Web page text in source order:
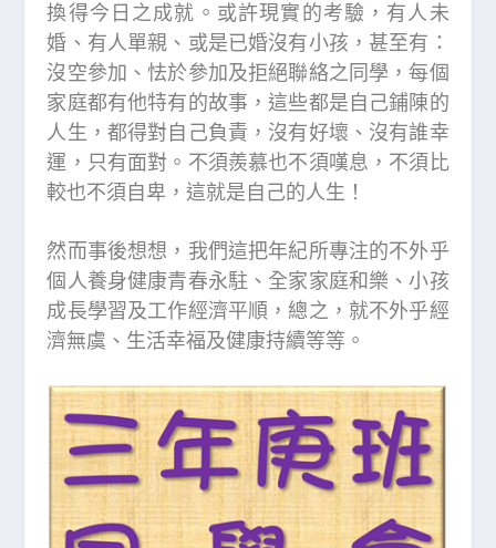
換得今日之成就。或許現實的考驗，有人未
婚、有人單親、或是已婚沒有小孩，甚至有：
沒空參加、怯於參加及拒絕聯絡之同學，每個
家庭都有他特有的故事，這些都是自己鋪陳的
人生，都得對自己負責，沒有好壞、沒有誰幸
運，只有面對。不須羨慕也不須嘆息，不須比
較也不須自卑，這就是自己的人生！
然而事後想想，我們這把年紀所專注的不外乎
個人養身健康青春永駐、全家家庭和樂、小孩
成長學習及工作經濟平順，總之，就不外乎經
濟無虞、生活幸福及健康持續等等。